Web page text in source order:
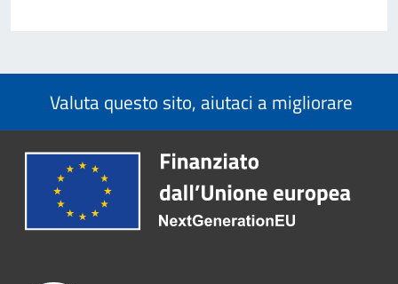
Valuta questo sito, aiutaci a migliorare